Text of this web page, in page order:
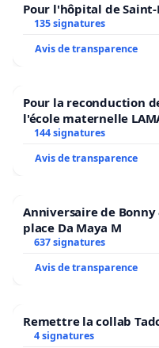
Pour l'hôpital de
135 signatures
Avis de transparence
Pour la reconduction
l'école maternelle
2026/2027
144 signatures
Avis de transparence
Anniversaire de
place Da Maya M
637 signatures
Avis de transparence
Remettre la collab
4 signatures